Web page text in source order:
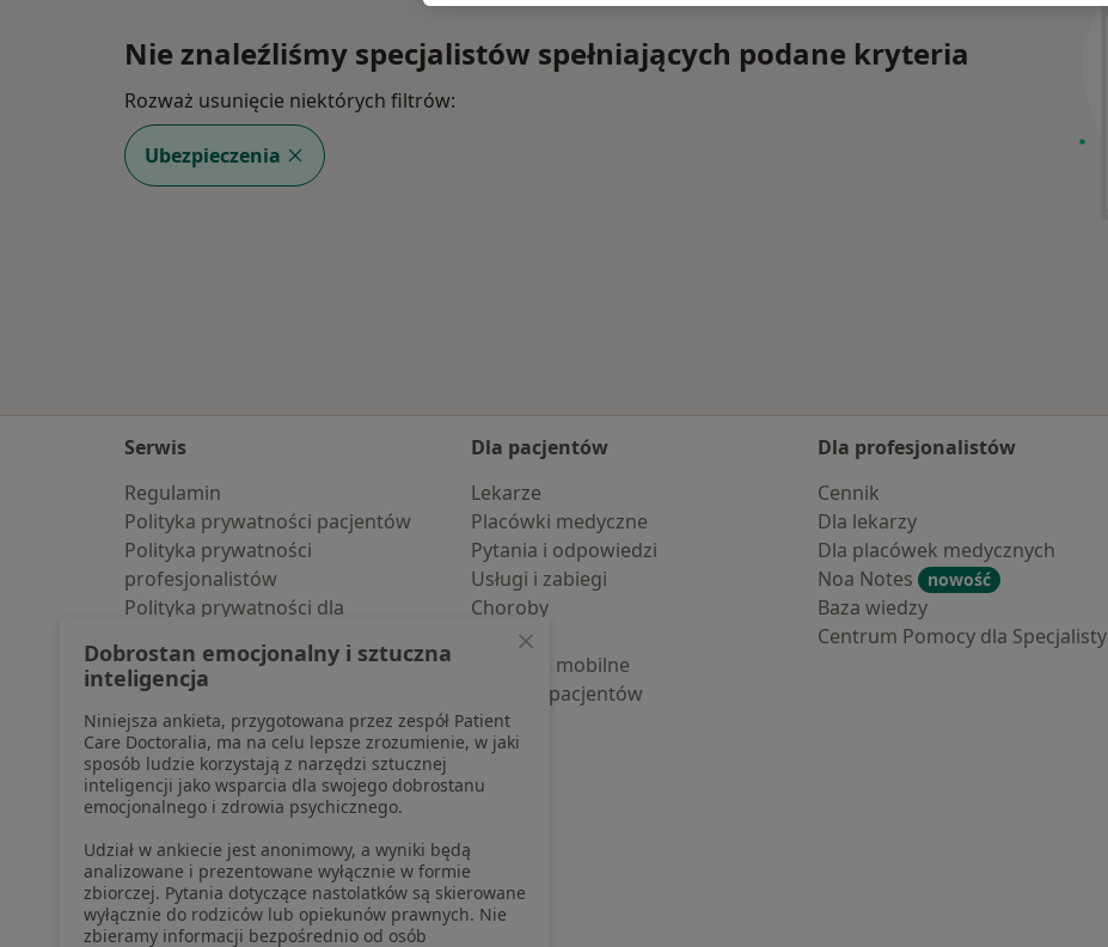
Nie znaleźliśmy specjalistów spełniających podane kryteria
Rozważ usunięcie niektórych filtrów:
Ubezpieczenia
Serwis
Regulamin
Polityka prywatności pacjentów
Polityka prywatności
profesjonalistów
Polityka prywatności dla
pozyskaliśmy samodzielnie
Polityka cookies
Jak działają wyniki wyszukiwania
Dostępność
O nas
Praca Rekrutujemy!
Partnerzy
Centrum prasowe
Kontakt
Dla pacjentów
Lekarze
Placówki medyczne
Pytania i odpowiedzi
Usługi i zabiegi
Choroby
Pomoc
Aplikacje mobilne
Blog dla pacjentów
Dla profesjonalistów
Cennik
Dla lekarzy
Dla placówek medycznych
Noa Notes
nowość
Baza wiedzy
Centrum Pomocy dla Specjalisty
Dobrostan emocjonalny i sztuczna
inteligencja
Niniejsza ankieta, przygotowana przez zespół Patient
Care Doctoralia, ma na celu lepsze zrozumienie, w jaki
sposób ludzie korzystają z narzędzi sztucznej
inteligencji jako wsparcia dla swojego dobrostanu
emocjonalnego i zdrowia psychicznego.
Udział w ankiecie jest anonimowy, a wyniki będą
analizowane i prezentowane wyłącznie w formie
zbiorczej. Pytania dotyczące nastolatków są skierowane
wyłącznie do rodziców lub opiekunów prawnych. Nie
zbieramy informacji bezpośrednio od osób